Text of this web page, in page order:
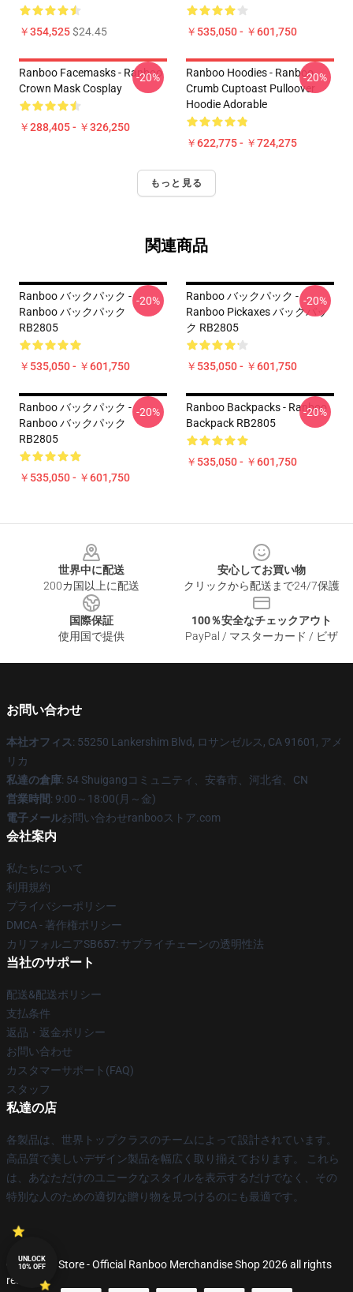
￥354,525$24.45 ￥535,050 - ￥601,750
Ranboo Facemasks - Ranboo
Crown Mask Cosplay
￥288,405 - ￥326,250
-20%
Ranboo Hoodies - Ranboo
Crumb Cuptoast Pulloover
Hoodie Adorable
￥622,775 - ￥724,275
-20%
もっと見る
関連商品
Ranboo バックパック -
Ranboo バックパック
RB2805
￥535,050 - ￥601,750
-20%
Ranboo バックパック -
Ranboo Pickaxes バックパッ
ク RB2805
￥535,050 - ￥601,750
-20%
Ranboo バックパック -
Ranboo バックパック
RB2805
￥535,050 - ￥601,750
-20%
Ranboo Backpacks - Ranboo
Backpack RB2805
￥535,050 - ￥601,750
-20%
世界中に配送
200カ国以上に配送
安心してお買い物
クリックから配送まで24/7保護
国際保証
使用国で提供
100％安全なチェックアウト
PayPal / マスターカード / ビザ
お問い合わせ
本社オフィス: 55250 Lankershim Blvd, ロサンゼルス, CA 91601, アメ
リカ
私達の倉庫: 54 Shuigangコミュニティ、安春市、河北省、CN
営業時間: 9:00～18:00(月～金)
電子メールお問い合わせranbooストア.com
会社案内
私たちについて
利用規約
プライバシーポリシー
DMCA - 著作権ポリシー
カリフォルニアSB657: サプライチェーンの透明性法
当社のサポート
配送&配送ポリシー
支払条件
返品・返金ポリシー
お問い合わせ
カスタマーサポート(FAQ)
スタッフ
私達の店
各製品は、世界トップクラスのチームによって設計されています。
高品質で美しいデザイン製品を幅広く取り揃えております。 これら
は、あなただけのユニークなスタイルを表示するだけでなく、その
特別な人のための適切な贈り物を見つけるのにも最適です。
© Ranboo Store - Official Ranboo Merchandise Shop 2026 all rights
reserved
UNLOCK
10% OFF